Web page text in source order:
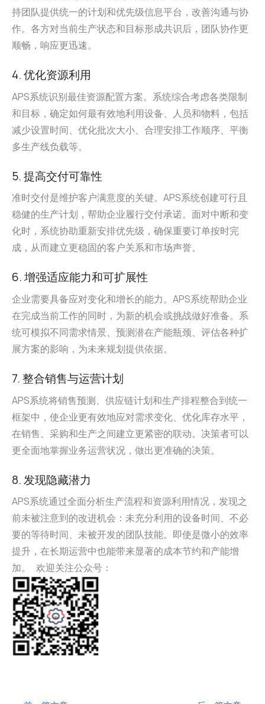
持团队提供统一的计划和优先级信息平台，改善沟通与协
作。各方对当前生产状态和目标形成共识后，团队协作更
顺畅，响应更迅速。
4. 优化资源利用
APS系统识别最佳资源配置方案。系统综合考虑各类限制
和目标，确定如何最有效地利用设备、人员和物料，包括
减少设置时间、优化批次大小、合理安排工作顺序、平衡
多生产线负载等。
5. 提高交付可靠性
准时交付是维护客户满意度的关键。APS系统创建可行且
稳健的生产计划，帮助企业履行交付承诺。面对中断和变
化时，系统协助重新安排优先级，确保重要订单按时完
成，从而建立更稳固的客户关系和市场声誉。
6. 增强适应能力和可扩展性
企业需要具备应对变化和增长的能力。APS系统帮助企业
在完成当前工作的同时，为新的机会或挑战做好准备。系
统可模拟不同需求情景、预测潜在产能瓶颈、评估各种扩
展方案的影响，为未来规划提供依据。
7. 整合销售与运营计划
APS系统将销售预测、供应链计划和生产排程整合到统一
框架中，使企业更有效地应对需求变化、优化库存水平，
在销售、采购和生产之间建立更紧密的联动。决策者可以
更全面地掌握业务运营状况，做出更准确的决策。
8. 发现隐藏潜力
APS系统通过全面分析生产流程和资源利用情况，发现之
前未被注意到的改进机会：未充分利用的设备时间、不必
要的等待时间、未被开发的团队技能。即使是微小的效率
提升，在长期运营中也能带来显著的成本节约和产能增
加。 欢迎关注公众号：